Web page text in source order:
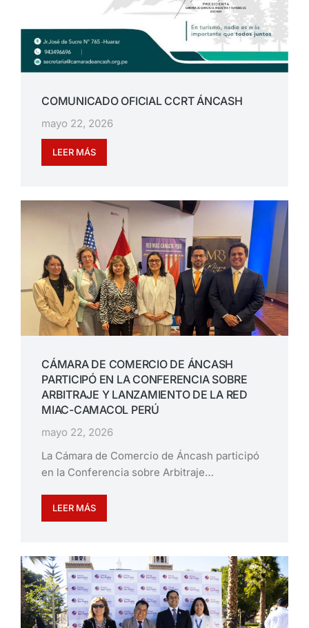
COMUNICADO OFICIAL CCRT ÁNCASH
mayo 22, 2026
LEER MÁS
CÁMARA DE COMERCIO DE ÁNCASH
PARTICIPÓ EN LA CONFERENCIA SOBRE
ARBITRAJE Y LANZAMIENTO DE LA RED
MIAC-CAMACOL PERÚ
mayo 22, 2026
La Cámara de Comercio de Áncash participó
en la Conferencia sobre Arbitraje…
LEER MÁS